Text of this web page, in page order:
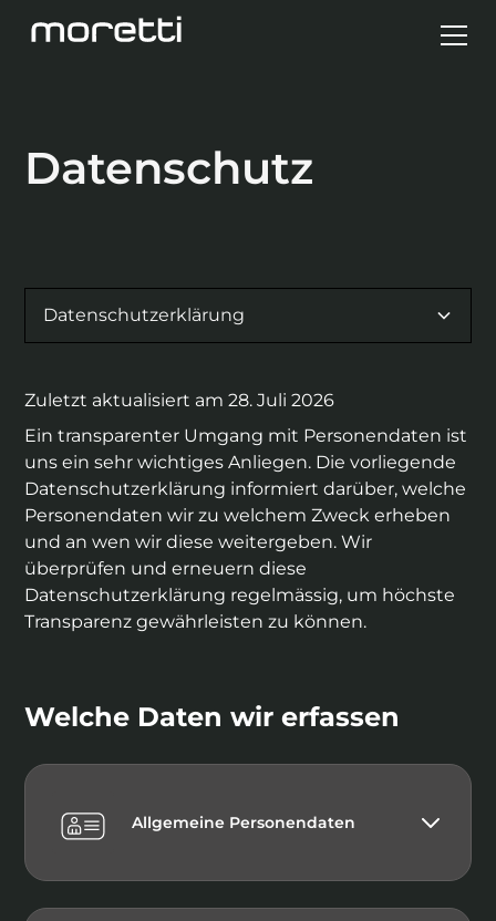
Datenschutz
Datenschutzerklärung
Zuletzt aktualisiert am28. Juli 2026
Ein transparenter Umgang mit Personendaten ist
uns ein sehr wichtiges Anliegen. Die vorliegende
Datenschutzerklärung informiert darüber, welche
Personendaten wir zu welchem Zweck erheben
und an wen wir diese weitergeben. Wir
überprüfen und erneuern diese
Datenschutzerklärung regelmässig, um höchste
Transparenz gewährleisten zu können.
Welche Daten wir erfassen
Allgemeine Personendaten